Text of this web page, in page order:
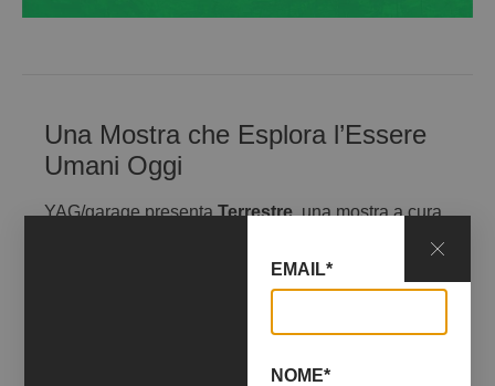
Una Mostra che Esplora l’Essere
Umani Oggi
YAG/garage presentaTerrestre, una mostra a cura
condizione umana e sul nostro rapporto con il
pianeta. Attraverso le opere di cinque artisti –Elena
temi di identità, sostenibilità e trasformazione
EMAIL*
NOME*